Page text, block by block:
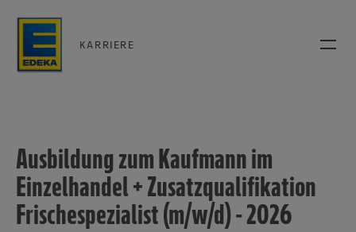
KARRIERE
Ausbildung zum Kaufmann im
Einzelhandel + Zusatzqualifikation
Frischespezialist (m/w/d) - 2026